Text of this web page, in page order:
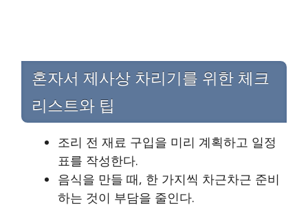
혼자서 제사상 차리기를 위한 체크
리스트와 팁
조리 전 재료 구입을 미리 계획하고 일정
표를 작성한다.
음식을 만들 때, 한 가지씩 차근차근 준비
하는 것이 부담을 줄인다.